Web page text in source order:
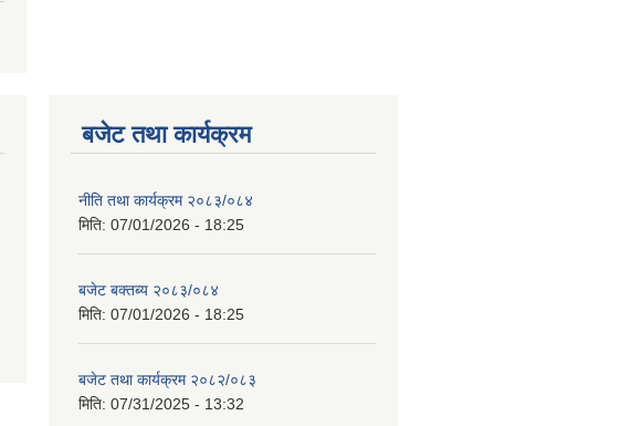
बजेट तथा कार्यक्रम
नीति तथा कार्यक्रम २०८३/०८४
मिति: 07/01/2026 - 18:25
बजेट बक्तब्य २०८३/०८४
मिति: 07/01/2026 - 18:25
बजेट तथा कार्यक्रम २०८२/०८३
मिति: 07/31/2025 - 13:32